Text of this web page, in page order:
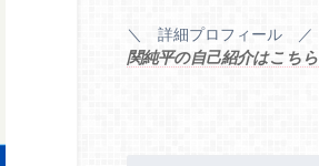
＼ 詳細プロフィール ／
関純平の自己紹介はこちら